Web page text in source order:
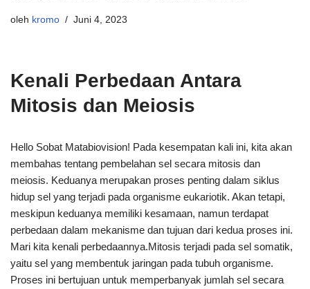
oleh kromo Juni 4, 2023
Kenali Perbedaan Antara
Mitosis dan Meiosis
Hello Sobat Matabiovision! Pada kesempatan kali ini, kita akan
membahas tentang pembelahan sel secara mitosis dan
meiosis. Keduanya merupakan proses penting dalam siklus
hidup sel yang terjadi pada organisme eukariotik. Akan tetapi,
meskipun keduanya memiliki kesamaan, namun terdapat
perbedaan dalam mekanisme dan tujuan dari kedua proses ini.
Mari kita kenali perbedaannya.Mitosis terjadi pada sel somatik,
yaitu sel yang membentuk jaringan pada tubuh organisme.
Proses ini bertujuan untuk memperbanyak jumlah sel secara